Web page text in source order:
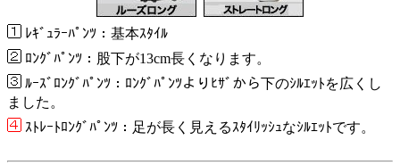
ﾚｷﾞｭﾗｰﾊﾟﾝﾂ：基本ｽﾀｲﾙ
ﾛﾝｸﾞﾊﾟﾝﾂ：股下が13cm長くなります。
ﾙｰｽﾞﾛﾝｸﾞﾊﾟﾝﾂ：ﾛﾝｸﾞﾊﾟﾝﾂよりﾋｻﾞから下のｼﾙｴｯﾄを広くし
ました。
ｽﾄﾚｰﾄﾛﾝｸﾞﾊﾟﾝﾂ：足が長く見えるｽﾀｲﾘｯｼｭなｼﾙｴｯﾄです。